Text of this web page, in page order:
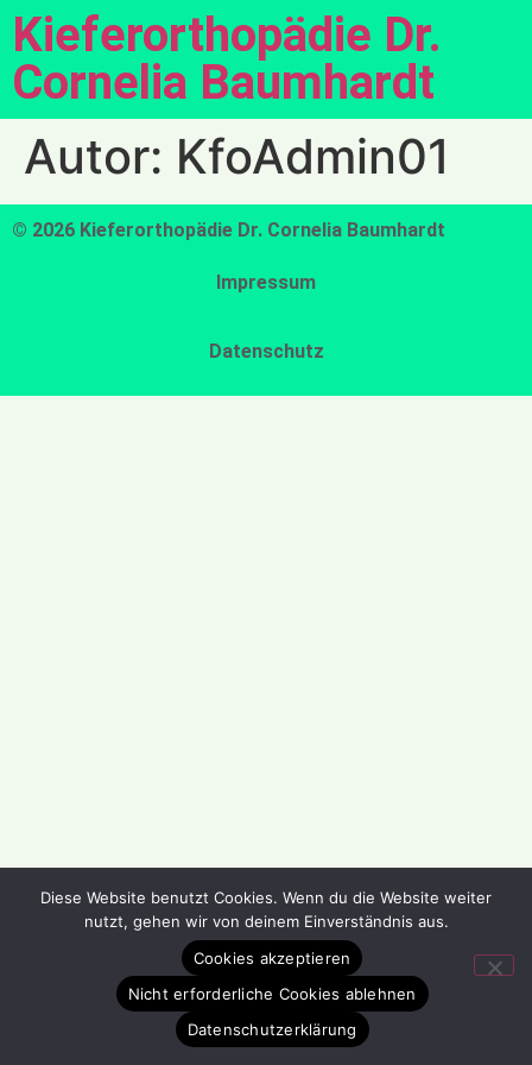
Kieferorthopädie Dr.
Cornelia Baumhardt
Autor: KfoAdmin01
© 2026 Kieferorthopädie Dr. Cornelia Baumhardt
Impressum
Datenschutz
Diese Website benutzt Cookies. Wenn du die Website weiter
nutzt, gehen wir von deinem Einverständnis aus.
Cookies akzeptieren
Nicht erforderliche Cookies ablehnen
Datenschutzerklärung